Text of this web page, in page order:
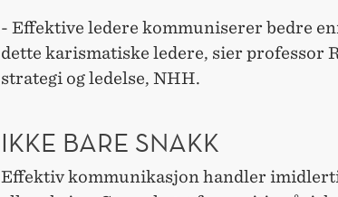
- Effektive ledere kommuniserer bedre
dette karismatiske ledere, sier professor
strategi og ledelse, NHH.
IKKE BARE SNAKK
Effektiv kommunikasjon handler